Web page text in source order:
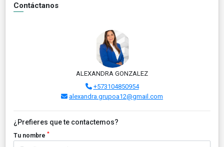
Contáctanos
ALEXANDRA GONZALEZ
+573104850954
alexandra.grupoa12@gmail.com
¿Prefieres que te contactemos?
Tu nombre *